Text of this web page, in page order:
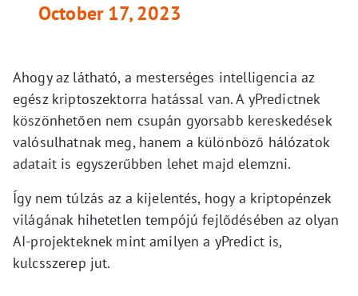
October 17, 2023
Ahogy az látható, a mesterséges intelligencia az
egész kriptoszektorra hatással van. A yPredictnek
köszönhetően nem csupán gyorsabb kereskedések
valósulhatnak meg, hanem a különböző hálózatok
adatait is egyszerűbben lehet majd elemzni.
Így nem túlzás az a kijelentés, hogy a kriptopénzek
világának hihetetlen tempójú fejlődésében az olyan
AI-projekteknek mint amilyen a yPredict is,
kulcsszerep jut.